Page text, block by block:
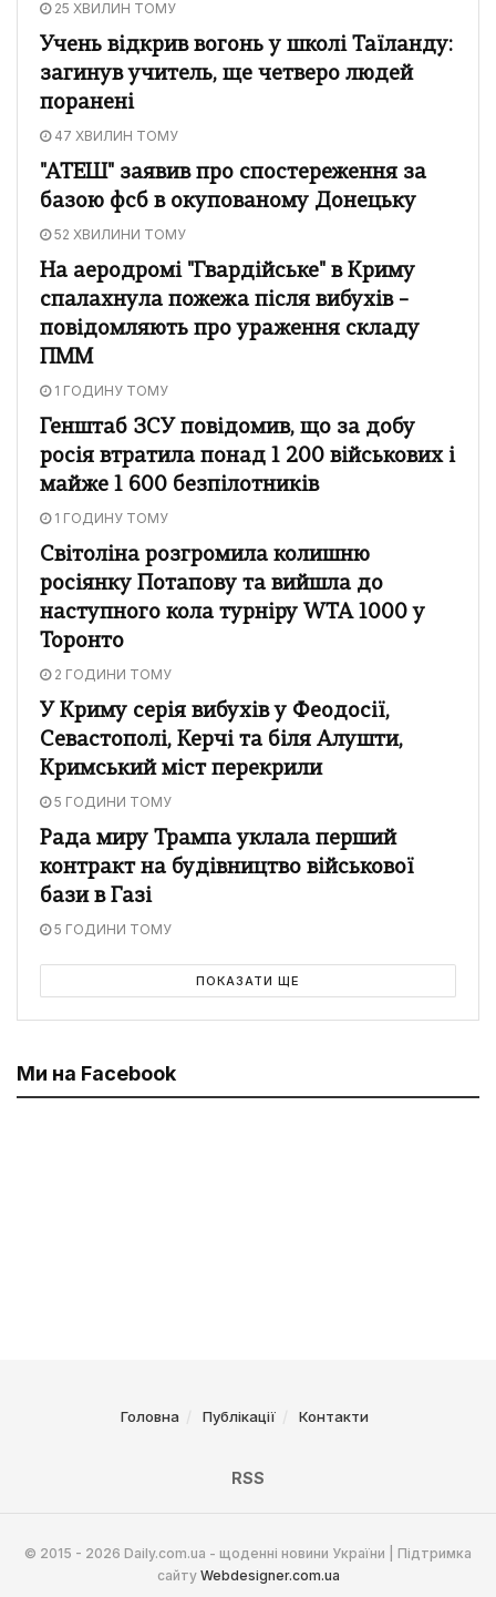
25 ХВИЛИН ТОМУ
Учень відкрив вогонь у школі Таїланду:
загинув учитель, ще четверо людей
поранені
47 ХВИЛИН ТОМУ
"АТЕШ" заявив про спостереження за
базою фсб в окупованому Донецьку
52 ХВИЛИНИ ТОМУ
На аеродромі "Гвардійське" в Криму
спалахнула пожежа після вибухів –
повідомляють про ураження складу
ПММ
1 ГОДИНУ ТОМУ
Генштаб ЗСУ повідомив, що за добу
росія втратила понад 1 200 військових і
майже 1 600 безпілотників
1 ГОДИНУ ТОМУ
Світоліна розгромила колишню
росіянку Потапову та вийшла до
наступного кола турніру WTA 1000 у
Торонто
2 ГОДИНИ ТОМУ
У Криму серія вибухів у Феодосії,
Севастополі, Керчі та біля Алушти,
Кримський міст перекрили
5 ГОДИНИ ТОМУ
Рада миру Трампа уклала перший
контракт на будівництво військової
бази в Газі
5 ГОДИНИ ТОМУ
ПОКАЗАТИ ЩЕ
Ми на Facebook
Головна Публікації Контакти
RSS
© 2015 - 2026 Daily.com.ua - щоденні новини України | Підтримка
сайту Webdesigner.com.ua